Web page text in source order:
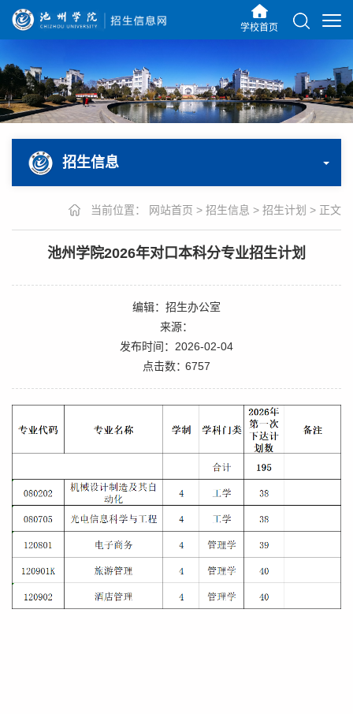
学校首页
招生信息
当前位置： 网站首页 > 招生信息 > 招生计划 > 正文
池州学院2026年对口本科分专业招生计划
编辑：招生办公室
来源：
发布时间：2026-02-04
点击数：6757